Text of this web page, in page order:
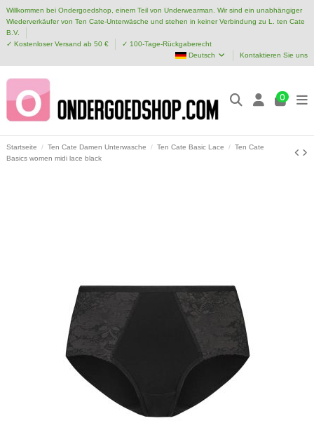
Willkommen bei Ondergoedshop, einem Teil von Underwearman. Wir sind ein unabhängiger
Wiederverkäufer von Ten Cate-Unterwäsche und stehen in keiner Verbindung zu L. ten Cate
B.V.
✓ Kostenloser Versand ab 50 €
✓ 100-Tage-Rückgaberecht
Deutsch
Kontaktieren Sie uns
0
Startseite Ten Cate Damen Unterwasche Ten Cate Basic Lace
Ten Cate
Basics women midi lace black